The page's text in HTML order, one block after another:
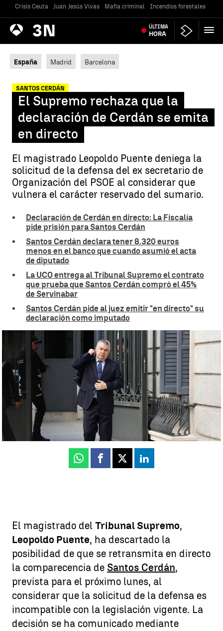
Crisis Ceuta Juan Jesús Vivas Mafia criminal Incendios forestales
Antena
3 Noticias ÚLTIMA
HORA
España Madrid Barcelona
SANTOS CERDÁN
El Supremo rechaza que la
declaración de Cerdán se emita
en directo
El magistrado Leopoldo Puente deniega la
solicitud de la defensa del ex secretario de
Organización del PSOE al considerar que
vulnera el carácter reservado del sumario.
Declaración de Cerdán en directo: La Fiscalía
pide prisión para Santos Cerdán
Santos Cerdán declara tener 8.320 euros
menos en el banco que cuando asumió el acta
de diputado
La UCO entrega al Tribunal Supremo el contrato
que prueba que Santos Cerdán compró el 45%
de Servinabar
Santos Cerdán pide al juez emitir "en directo" su
declaración como imputado
El Supremo rechaza que la declaración de Cerdán se emita en
directo |EFE
Celia de Santiago
Publicado:27 de junio de 2025, 14:41
Whatsapp
Facebook
X Linkedin
El magistrado del Tribunal Supremo,
Leopoldo Puente, ha descartado la
posibilidad de que se retransmita en directo
la comparecencia de Santos Cerdán,
prevista para el próximo lunes, al
considerar que la solicitud de la defensa es
incompatible con la legislación vigente. La
decisión se ha comunicado mediante